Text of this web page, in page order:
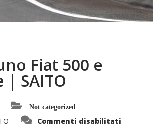
Fiat 500 e
| SAITO
Not categorized
Commenti disabilitati